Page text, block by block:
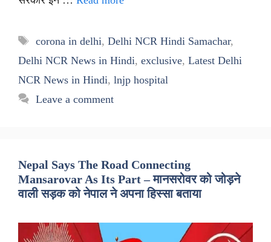
Tags
corona in delhi, Delhi NCR Hindi Samachar,
Delhi NCR News in Hindi, exclusive, Latest Delhi
NCR News in Hindi, lnjp hospital
Leave a comment
Nepal Says The Road Connecting
Mansarovar As Its Part – मानसरोवर को जोड़ने
वाली सड़क को नेपाल ने अपना हिस्सा बताया